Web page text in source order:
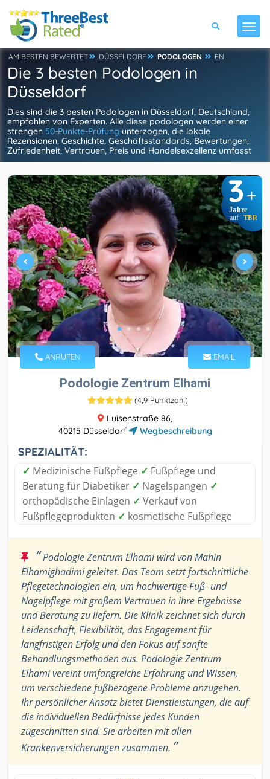
AM BESTEN BEWERTET DÜSSELDORF PODOLOGEN EN
Die 3 besten Podologen in
Düsseldorf
Dies sind die 3 besten Podologen in Düsseldorf, Deutschland,
empfohlen von Experten. Alle diese podologen werden einer
strengen 50-Punkte-Prüfung unterzogen, die lokale
Rezensionen, Geschichte, Geschäftsstandards, Bewertungen,
Zufriedenheit, Vertrauen, Preis und Handelsexzellenz umfasst
3+
Jahre
auf TBR
ANRUFEN EMAIL
Podologie Zentrum Elhami
(4,9 Punktzahl)
Luisenstraße 86,
40215 Düsseldorf
Wegbeschreibung
SPEZIALITÄT:
✓ Medizinische Fußpflege ✓ Fußpflege und
Beratung für Diabetiker ✓ Nagelspangen ✓
orthopädische Einlagen ✓ Verkauf von
Fußpflegeprodukten ✓ kosmetische Fußpflege
“Podologie Zentrum Elhami wird von Mahin
Elhamighadimi geleitet. Das Team setzt fortschrittliche
Pflegetechnologien ein, um hochwertige Fuß- und
Nagelpflege mit großem Vertrauen in ihre Ergebnisse
und Beratung zu liefern. Die Klinik zeichnet sich durch
Leidenschaft, Flexibilität, das Engagement für
langfristigen Erfolg und den Fokus auf sanfte
Behandlungsmethoden aus. Podologie Zentrum
Elhami vereint umfangreiche Erfahrung und Wissen,
um verschiedene fußbezogene Probleme anzugehen.
Ihr persönlicher Ansatz bietet Dienstleistungen, die auf
die individuellen Bedürfnisse jedes Kunden
zugeschnitten sind. Sie arbeiten mit allen
Krankenversicherungen zusammen. ”